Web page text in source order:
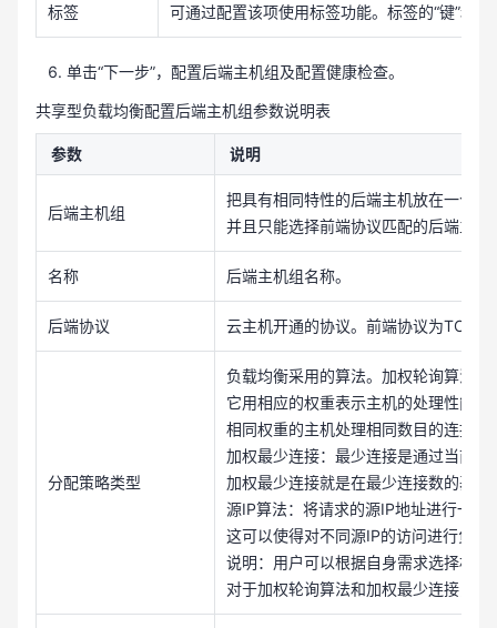
标签 可通过配置该项使用标签功能。标签的“键”和“
单击“下一步”，配置后端主机组及配置健康检查。
共享型负载均衡配置后端主机组参数说明表
参数 说明
后端主机组
把具有相同特性的后端主机放在一个
并且只能选择前端协议匹配的后端主
名称 后端主机组名称。
后端协议 云主机开通的协议。前端协议为TCP
分配策略类型
负载均衡采用的算法。加权轮询算法
它用相应的权重表示主机的处理性能
相同权重的主机处理相同数目的连接数
加权最少连接：最少连接是通过当前
加权最少连接就是在最少连接数的基
源IP算法：将请求的源IP地址进行一
这可以使得对不同源IP的访问进行负
说明：用户可以根据自身需求选择相
对于加权轮询算法和加权最少连接，